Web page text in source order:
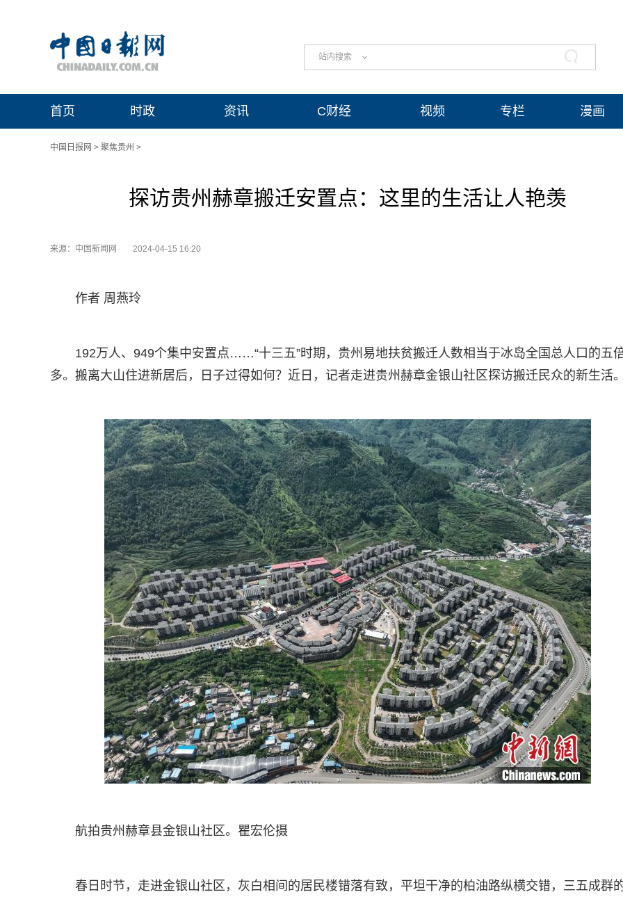
站内搜索
首页 时政 资讯 C财经 视频 专栏 漫画
中国日报网 > 聚焦贵州 >
探访贵州赫章搬迁安置点：这里的生活让人艳羡
来源：中国新闻网 2024-04-15 16:20
作者 周燕玲
192万人、949个集中安置点……“十三五”时期，贵州易地扶贫搬迁人数相当于冰岛全国总人口的五
多。搬离大山住进新居后，日子过得如何？近日，记者走进贵州赫章金银山社区探访搬迁民众的新生活
航拍贵州赫章县金银山社区。瞿宏伦摄
春日时节，走进金银山社区，灰白相间的居民楼错落有致，平坦干净的柏油路纵横交错，三五成群